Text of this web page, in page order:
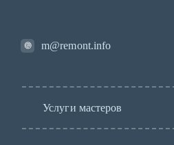
m@remont.info
Услуги мастеров